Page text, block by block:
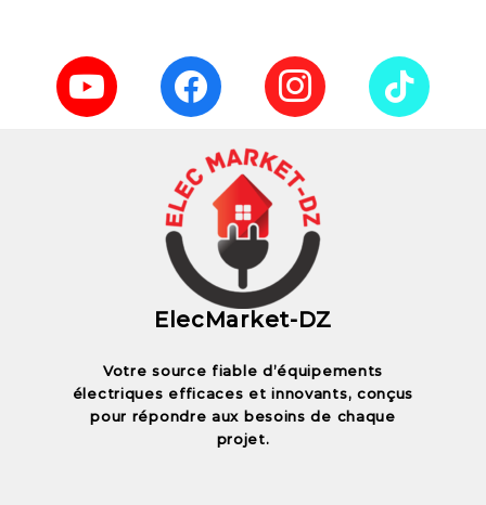
ElecMarket-DZ
Votre source fiable d’équipements
électriques efficaces et innovants, conçus
pour répondre aux besoins de chaque
projet.